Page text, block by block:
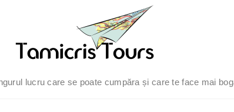
lucru care se poate cumpăra și care te face mai